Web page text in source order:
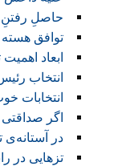
حاصلِ
توافق
ابعاد
انتخاب
انتخابات
اگر صداقتی
در
تزهایی در